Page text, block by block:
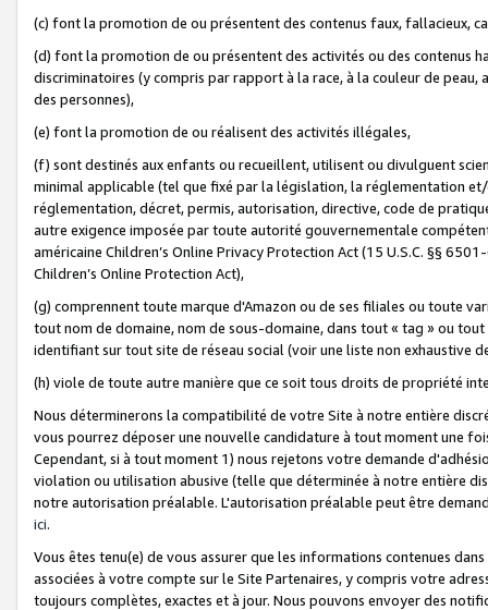
(c) font la promotion de ou présentent des contenus faux, fallacieux,
(d) font la promotion de ou présentent des activités ou des contenus
discriminatoires (y compris par rapport à la race, à la couleur de
des personnes),
(e) font la promotion de ou réalisent des activités illégales,
(f) sont destinés aux enfants ou recueillent, utilisent ou divulguent
minimal applicable (tel que fixé par la législation, la réglementation
réglementation, décret, permis, autorisation, directive, code de
autre exigence imposée par toute autorité gouvernementale
américaine Children’s Online Privacy Protection Act (15 U.S.C. §§
Children’s Online Protection Act),
(g) comprennent toute marque d'Amazon ou de ses filiales ou toute
tout nom de domaine, nom de sous-domaine, dans tout « tag » ou
identifiant sur tout site de réseau social (voir une liste non exhaustive
(h) viole de toute autre manière que ce soit tous droits de propriété
Nous déterminerons la compatibilité de votre Site à notre entière
vous pourrez déposer une nouvelle candidature à tout moment une
Cependant, si à tout moment 1) nous rejetons votre demande
violation ou utilisation abusive (telle que déterminée à notre entière
notre autorisation préalable. L'autorisation préalable peut être
ici.
Vous êtes tenu(e) de vous assurer que les informations contenues
associées à votre compte sur le Site Partenaires, y compris votre
toujours complètes, exactes et à jour. Nous pouvons envoyer des